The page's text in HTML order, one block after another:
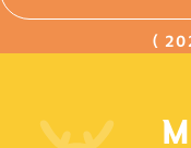
（